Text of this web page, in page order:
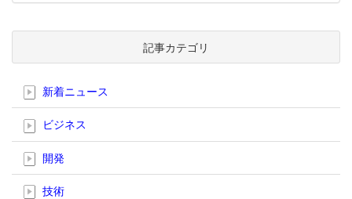
記事カテゴリ
新着ニュース
ビジネス
開発
技術